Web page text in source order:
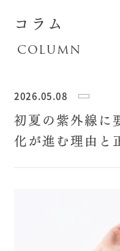
コラム
2026.05.08
初夏の紫外線に
化が進む理由と